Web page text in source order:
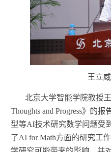
王立
北京大学智能学院教授
Thoughts and Progress》的报
型等AI技术研究数学问题受
了AI for Math方面的研究工